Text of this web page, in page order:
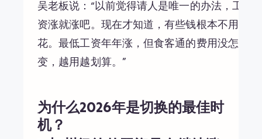
吴老板说：“以前觉得请人是唯一的办法，工
资涨就涨吧。现在才知道，有些钱根本不用
花。最低工资年年涨，但食客通的费用没怎么
变，越用越划算。”
为什么2026年是切换的最佳时
机？